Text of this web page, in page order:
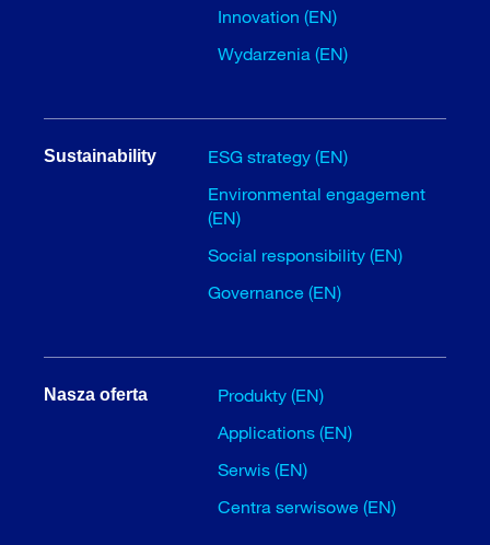
Innovation (EN)
Wydarzenia (EN)
Sustainability
ESG strategy (EN)
Environmental engagement
(EN)
Social responsibility (EN)
Governance (EN)
Nasza oferta
Produkty (EN)
Applications (EN)
Serwis (EN)
Centra serwisowe (EN)